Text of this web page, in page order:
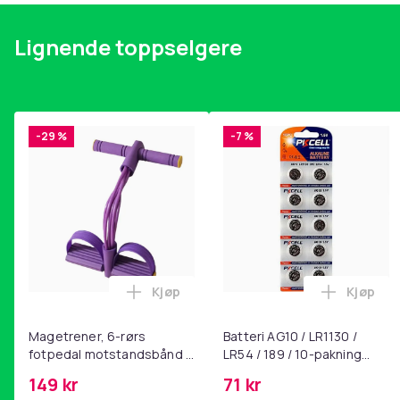
Lignende toppselgere
-29 %
Magetrener, 6-rørs
fotpedal motstandsbånd -
yoga og
149 kr
Legg Magetrener, 6-rørs fotpedal
Kjøp
-7 %
Batteri AG10 / LR1130 /
LR54 / 189 / 10-pakning
71 kr
Legg
Kjøp